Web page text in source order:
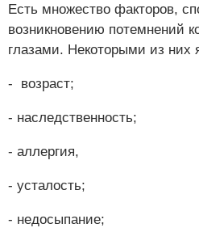
Есть множество факторов,
возникновению потемнений
глазами. Некоторыми из них
- возраст;
- наследственность;
- аллергия,
- усталость;
- недосыпание;